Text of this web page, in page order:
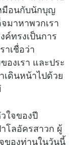
มือนกับนักบุญ
มาหาพวกเรา
ค์ทรงเป็นการ
เชื่อว่า
งเรา และประ
เดินหน้าไปด้วย
จของปี
โลอัครสาวก ผู้
ของท่านในวันนี้